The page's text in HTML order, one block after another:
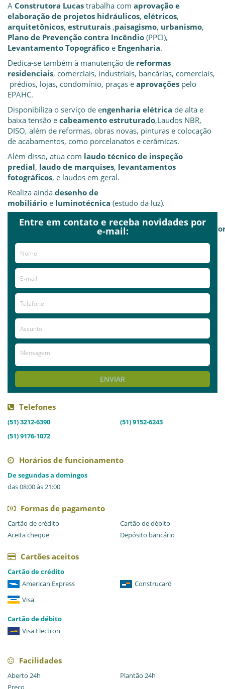
A Construtora Lucas trabalha com aprovação e
elaboração de projetos hidráulicos, elétricos,
arquitetônicos, estruturais ,paisagismo, urbanismo,
Plano de Prevenção contra Incêndio (PPCI),
Levantamento Topográfico e Engenharia.
Dedica-se também à manutenção de reformas
residenciais, comerciais, industriais, bancárias, comerciais,
prédios, lojas, condomínio, praças e aprovações pelo
EPAHC.
Disponibiliza o serviço de engenharia elétrica de alta e
baixa tensão e cabeamento estruturado,Laudos NBR,
DISO, além de reformas, obras novas, pinturas e colocação
de acabamentos, como porcelanatos e cerâmicas.
Além disso, atua com laudo técnico de inspeção
predial, laudo de marquises, levantamentos
fotográficos, e laudos em geral.
Realiza ainda desenho de
mobiliário e luminotécnica (estudo da luz).
A empresa conta com equipe
Arquitetos, Engenheiros,Topógrafo, Projetistas e
Construtora Lucas presta atendimento de segunda a
domingo.
Atende em Grande Porto Alegre, Litoral e Rio de Janeiro.
Já visitou este local?aproveite e deixe sua avaliação!
Avaliações
Entre em contato e receba novidades por
e-mail:
ENVIAR
Telefones
(51) 3212-6390
(51) 9152-6243
(51) 9176-1072
Horários de funcionamento
De segundas a domingos
das 08:00 às 21:00
Formas de pagamento
Cartão de crédito
Cartão de débito
Aceita cheque
Depósito bancário
Cartões aceitos
Cartão de crédito
American Express
Construcard
Visa
Cartão de débito
Visa Electron
Facilidades
Aberto 24h
Plantão 24h
Preço